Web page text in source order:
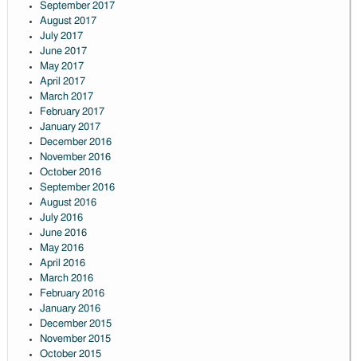
September 2017
August 2017
July 2017
June 2017
May 2017
April 2017
March 2017
February 2017
January 2017
December 2016
November 2016
October 2016
September 2016
August 2016
July 2016
June 2016
May 2016
April 2016
March 2016
February 2016
January 2016
December 2015
November 2015
October 2015